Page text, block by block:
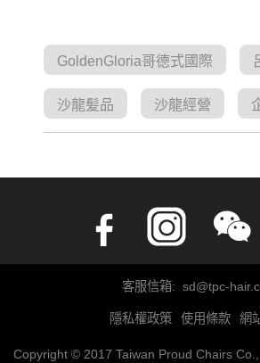
GoldenGloria哥德式國際
沙龍髪品 沙龍經營
客服信箱: sd@tpc-
隱私權政策 使用條款 網
Copyright © 2017 Taiwan Proud Chairs